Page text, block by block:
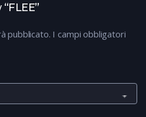
pubblicato. I campi obbligatori